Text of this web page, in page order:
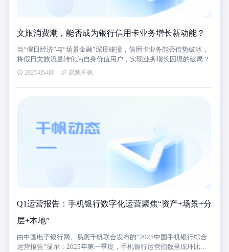
文旅消费潮，能否成为银行信用卡业务增长新动能？
当“假日经济”与“场景金融”深度碰撞，信用卡业务能否借势破冰，
将假日文旅流量转化为自身价值用户，实现业务增长困境的破局？
2025-05-08 易观千帆
Q1运营报告：手机银行数字化运营聚焦“资产+场景+分
层+本地”
由中国电子银行网、易观千帆联合发布的“2025中国手机银行综合
运营报告”显示：2025年第一季度，手机银行运营指数呈现环比回